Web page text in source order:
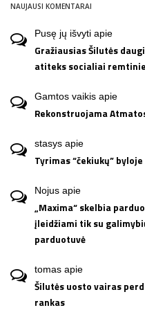
NAUJAUSI KOMENTARAI
Pusę jų išvyti apie
Gražiausias Šilutės
atiteks socialiai
Gamtos vaikis apie
Rekonstruojama
stasys apie
Tyrimas “čekiukų”
Nojus apie
„Maxima“ skelbia
įleidžiami tik su
parduotuvė
tomas apie
Šilutės uosto vairas
rankas